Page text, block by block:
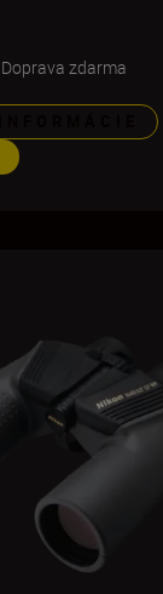
Doprava zdarma